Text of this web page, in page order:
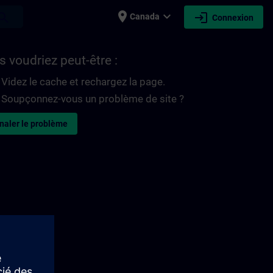
place Canada expand_more login Connexion
voudriez peut-être :
Videz le cache et rechargez la page.
Soupçonnez-vous un problème de site ?
le problème